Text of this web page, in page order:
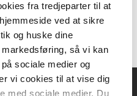
fra tredjeparter til at
ved at sikre
og huske dine
så vi kan
sociale medier og
vi cookies til at vise dig
med sociale medier. Du